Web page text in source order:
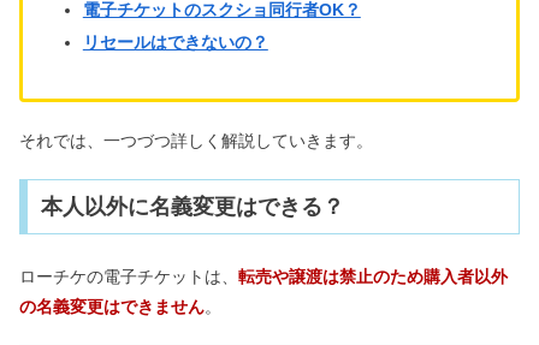
本人不在の誕生日会の場所は？グッズ
マホは何秒前？Wi-Fiは？
電子チケットのスクショ同行者OK？
リセールはできないの？
それでは、一つづつ詳しく解説していきます。
本人以外に名義変更はできる？
ローチケの電子チケットは、 転売や譲渡は禁止のため購入者以外
の名義変更はできません。